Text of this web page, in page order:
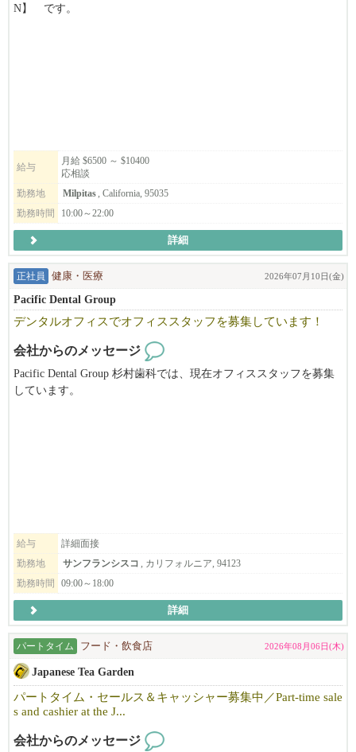
N】 です。
候補者の方のキャリアアップとして、将来的に次のステージを目
指せるような
会社を目指しています。
◆月給レンジ$6500~$10400
＊ポジションによりますが、規定範囲内での残業代込みで
昇給して店舗責任者のGMになれば年収で120k以上+ボーナスに
なります。
◆福利厚生
住居紹介サポートあり
◆応募要件
店長・マネージャー（管理職）としての経験有り
ビザの発給も条件つきで、こちらでサポートします。
が出来るかと思います。
給与
月給 $6500 ～ $10400
応相談
勤務地
Milpitas, California, 95035
勤務時間
10:00～22:00
詳細
正社員 健康・医療 2026年07月10日(金)
Pacific Dental Group
デンタルオフィスでオフィススタッフを募集しています！
会社からのメッセージ
Pacific Dental Group 杉村歯科では、現在オフィススタッフを募集
しています。
給与
詳細面接
勤務地
サンフランシスコ
, カリフォルニア, 94123
勤務時間
09:00～18:00
詳細
パートタイム フード・飲食店 2026年08月06日(木)
Japanese Tea Garden
パートタイム・セールス＆キャッシャー募集中／Part-time sale
s and cashier at the J...
会社からのメッセージ